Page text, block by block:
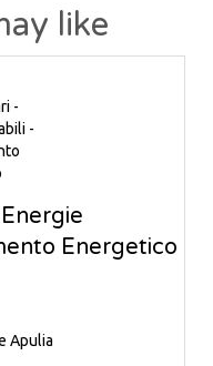
like
Energetico
Apulia